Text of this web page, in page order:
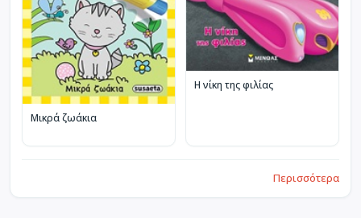
Μικρά ζωάκια
Η νίκη της φιλίας
Περισσότερα